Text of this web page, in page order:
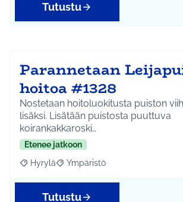
Tutustu
Parannetaan
hoitoa #1328
Nostetaan hoitoluokitusta puiston
lisäksi. Lisätään puistosta puuttuva
koirankakkaroski…
Etenee jatkoon
Rajaa tulokset aihepiirin mukaan: Hyrylä
Hyrylä Rajaa tulokset teeman mukaan:
Ympäristö
Tutustu